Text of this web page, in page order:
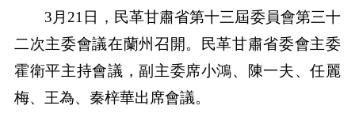
3月21日，民革甘肅省第十三屆委員會第三十
二次主委會議在蘭州召開。民革甘肅省委會主委
霍衛平主持會議，副主委席小鴻、陳一夫、任麗
梅、王為、秦梓華出席會議。